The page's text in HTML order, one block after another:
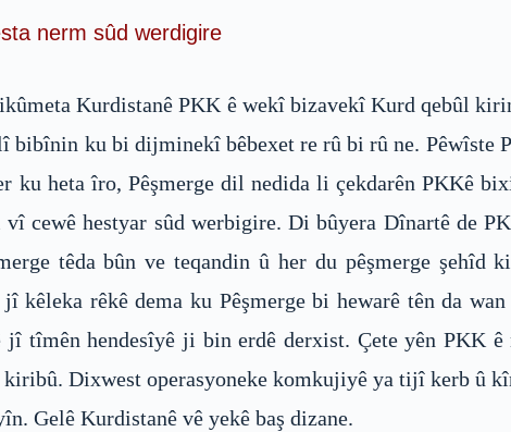
nerm sûd werdigire
Kurdistanê PKK ê wekî bizavekî Kurd qebûl
ku bi dijminekî bêbexet re rû bi rû ne. Pêwîste
heta îro, Pêşmerge dil nedida li çekdarên PKKê
hestyar sûd werbigire. Di bûyera Dînartê de
têda bûn ve teqandin û her du pêşmerge şehîd
rêkê dema ku Pêşmerge bi hewarê tên da
tîmên hendesîyê ji bin erdê derxist. Çete yên PKK
Dixwest operasyoneke komkujiyê ya tijî kerb û
Gelê Kurdistanê vê yekê baş dizane.